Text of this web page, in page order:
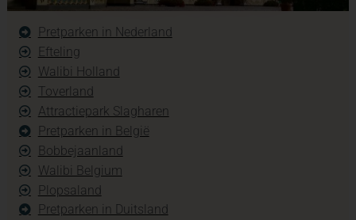
Pretparken in Nederland
Efteling
Walibi Holland
Toverland
Attractiepark Slagharen
Pretparken in België
Bobbejaanland
Walibi Belgium
Plopsaland
Pretparken in Duitsland